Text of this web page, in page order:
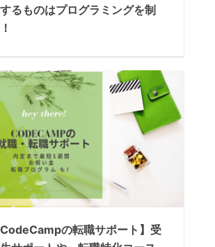
るものはプログラミングを制
CodeCampの転職サポート】受